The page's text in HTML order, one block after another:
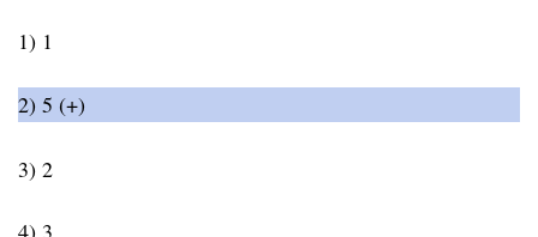
1) 1
2) 5 (+)
3) 2